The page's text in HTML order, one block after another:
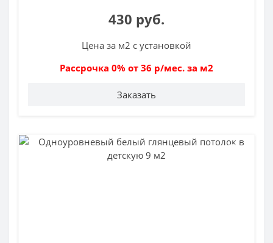
430 руб.
Цена за м2 с установкой
Рассрочка 0% от 36 р/мес. за м2
Заказать